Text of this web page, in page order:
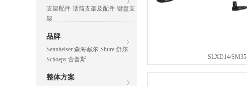
支架配件 话筒支架及配件 键盘支
架
品牌
Sennheiser 森海塞尔 Shure 舒尔
Schoeps 舍普斯
整体方案
SLXD14/SM35